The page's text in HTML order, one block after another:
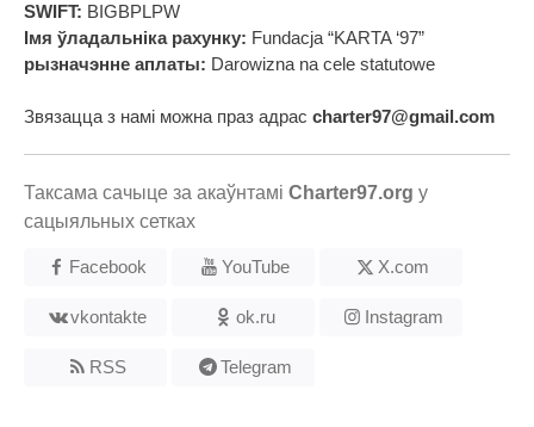
SWIFT: BIGBPLPW
Імя ўладальніка рахунку: Fundacja “KARTA ‘97”
рызначэнне аплаты: Darowizna na cele statutowe
Звязацца з намі можна праз адрас charter97@gmail.com
Таксама сачыце за акаўнтамі Charter97.org у
сацыяльных сетках
Facebook YouTube X.com
vkontakte ok.ru Instagram
RSS Telegram